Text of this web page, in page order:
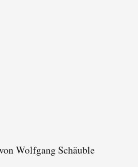
Wolfgang Schäuble